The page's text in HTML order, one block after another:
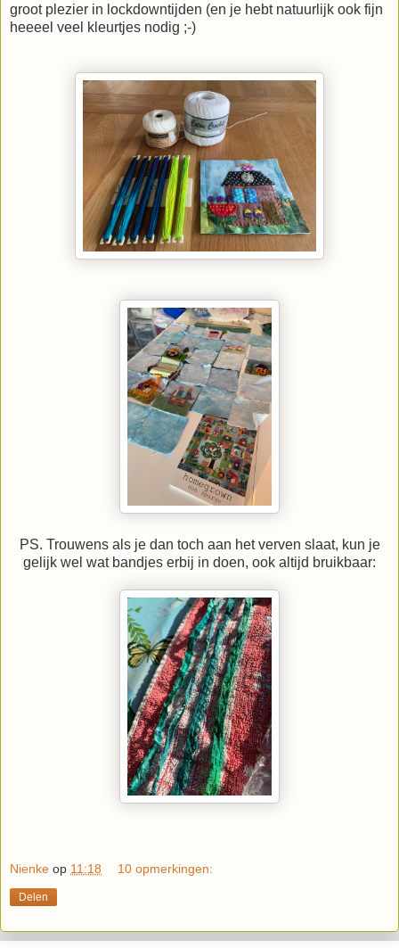
groot plezier in lockdowntijden (en je hebt natuurlijk ook fijn
heeeel veel kleurtjes nodig ;-)
PS. Trouwens als je dan toch aan het verven slaat, kun je
gelijk wel wat bandjes erbij in doen, ook altijd bruikbaar:
Nienke op 11:18 10 opmerkingen:
Delen